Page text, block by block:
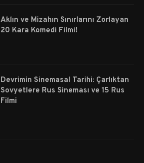
Aklın ve Mizahın Sınırlarını Zorlayan
20 Kara Komedi Filmi!
Devrimin Sinemasal Tarihi: Çarlıktan
Sovyetlere Rus Sineması ve 15 Rus
Filmi